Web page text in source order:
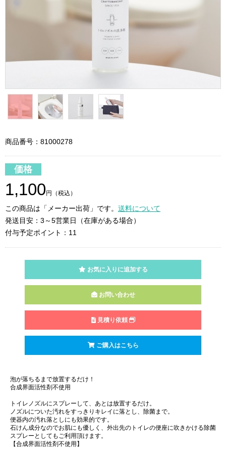
商品番号：81000278
価格
1,100 円（税込）
この商品は「メーカー出荷」です。 送料について
発送目安：3～5営業日（在庫がある場合）
付与予定ポイント：11
お気に入りに追加する
お問い合わせ
見積り依頼
ご購入はこちら
泡が落ちるまで放置するだけ！
合成界面活性剤不使用
トイレノズルにスプレーして、あとは放置するだけ。
ノズルについた汚れをすっきりキレイに落とし、除菌まで。
便器内の汚れ落としにも効果的です。
石けん成分なのでお肌にも優しく、外出先のトイレの便座に吹きかける除菌
スプレーとしてもご利用頂けます。
【合成界面活性剤不使用】